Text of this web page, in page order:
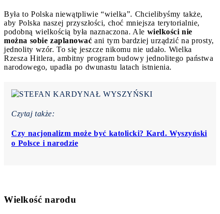
Była to Polska niewątpliwie “wielka”. Chcielibyśmy także,
aby Polska naszej przyszłości, choć mniejsza terytorialnie,
podobną wielkością była naznaczona. Ale wielkości nie
można sobie zaplanować ani tym bardziej urządzić na prosty,
jednolity wzór. To się jeszcze nikomu nie udało. Wielka
Rzesza Hitlera, ambitny program budowy jednolitego państwa
narodowego, upadła po dwunastu latach istnienia.
Czytaj także:
Czy nacjonalizm może być katolicki? Kard. Wyszyński
o Polsce i narodzie
Wielkość narodu